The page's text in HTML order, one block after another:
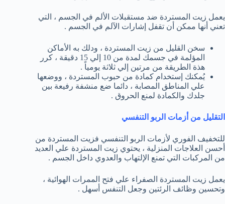
يعمل زيت المستردة ضد مستقبلات الألم في الجسم ، التي
تعني أنها ممكن أن تقفل إشارات الآلم في الجسم .
سخن القليل من زيت المستردة ، ودلك به الأماكن
المؤلمة في جسمك لمدة من 10 إلي 15 دقيقة ، كرر
هذة الطريقة من مرتين إلي ثلاثة يومياً .
يُمكنك إستخدام كمادة من حبوب المستردة ، ووضعها
علي المناطق المصابة ، دائما ضع منشفة رفيعة بين
جلدك والكمادة لمنع الحروق .
التقليل من أزمات الربو التنفسي
للتخفيف الفوري لأزمات الربو التنفسي فزيت المستردة من
أحسن العلاجات المنزلية ، يحتوي زيت المستردة علي العديد
من المركبات التي تمنع الإلتهاب والعدوي داخل الجسم .
يعمل زيت المستردة الصفراء علي فتح الممرات الهوائية ،
وتحسين وظائف الرئتين وجعل التنفس أسهل .